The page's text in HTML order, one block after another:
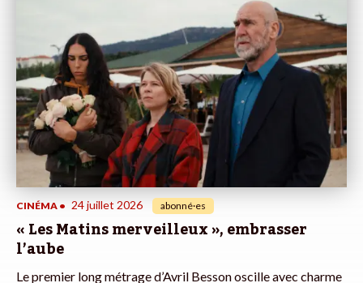
CINÉMA • 24 juillet 2026 abonné·es
« Les Matins merveilleux », embrasser
l’aube
Le premier long métrage d’Avril Besson oscille avec charme